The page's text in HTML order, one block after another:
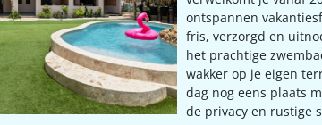
ontspannen
fris, verzorgd en
het prachtige
wakker op je eigen
dag nog eens plaats
de privacy en rustige